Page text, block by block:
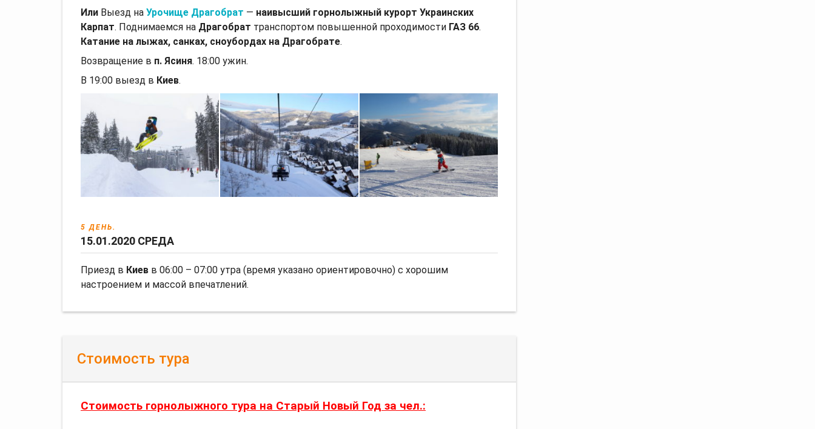
Или Выезд на Урочище Драгобрат — наивысший горнолыжный курорт Украинских
Карпат. Поднимаемся на Драгобрат транспортом повышенной проходимости ГАЗ 66.
Катание на лыжах, санках, сноубордах на Драгобрате.
Возвращение в п. Ясиня. 18:00 ужин.
В 19:00 выезд в Киев.
5 ДЕНЬ.
15.01.2020 СРЕДА
Приезд в Киев в 06:00 – 07:00 утра (время указано ориентировочно) с хорошим
настроением и массой впечатлений.
Стоимость тура
Стоимость горнолыжного тура на Старый Новый Год за чел.: